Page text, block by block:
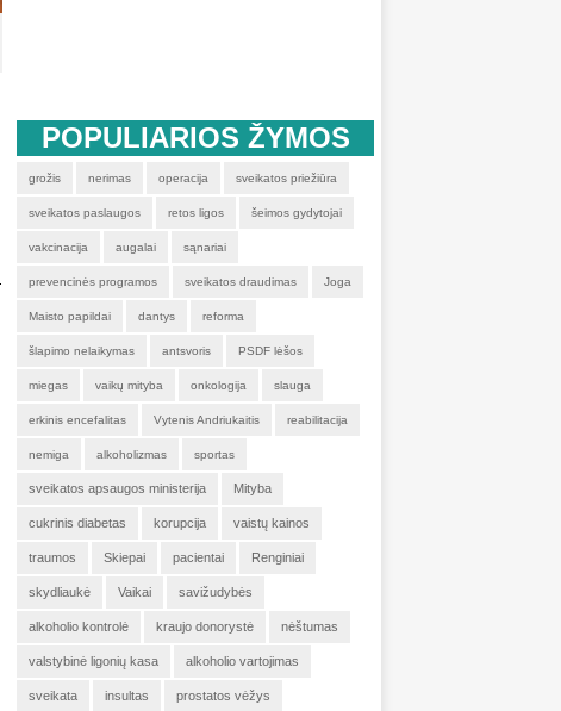
POPULIARIOS ŽYMOS
grožis nerimas operacija sveikatos priežiūra
sveikatos paslaugos retos ligos šeimos gydytojai
vakcinacija augalai sąnariai
prevencinės programos sveikatos draudimas Joga
Maisto papildai dantys reforma
šlapimo nelaikymas antsvoris PSDF lėšos
miegas vaikų mityba onkologija slauga
erkinis encefalitas Vytenis Andriukaitis reabilitacija
nemiga alkoholizmas sportas
sveikatos apsaugos ministerija Mityba
cukrinis diabetas korupcija vaistų kainos
traumos Skiepai pacientai Renginiai
skydliaukė Vaikai savižudybės
alkoholio kontrolė kraujo donorystė nėštumas
valstybinė ligonių kasa alkoholio vartojimas
sveikata insultas prostatos vėžys